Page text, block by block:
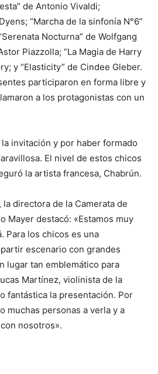
de Antonio Vivaldi;
“Marcha de la sinfonía N°6”
Nocturna” de Wolfgang
Piazzolla; “La Magia de Harry
y “Elasticity” de Cindee Gleber.
participaron en forma libre y
a los protagonistas con un
invitación y por haber formado
El nivel de estos chicos
la artista francesa, Chabrún.
directora de la Camerata de
Mayer destacó: «Estamos muy
Para los chicos es una
escenario con grandes
lugar tan emblemático para
Martínez, violinista de la
fantástica la presentación. Por
muchas personas a verla y a
nosotros».